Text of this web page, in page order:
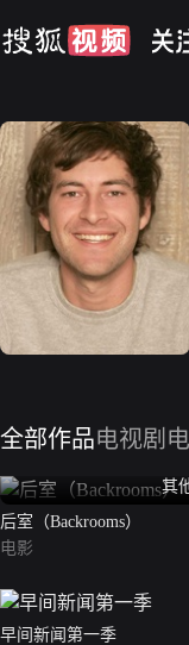
全部作品电视剧
其
后室（Backrooms）
电影
早间新闻第一季